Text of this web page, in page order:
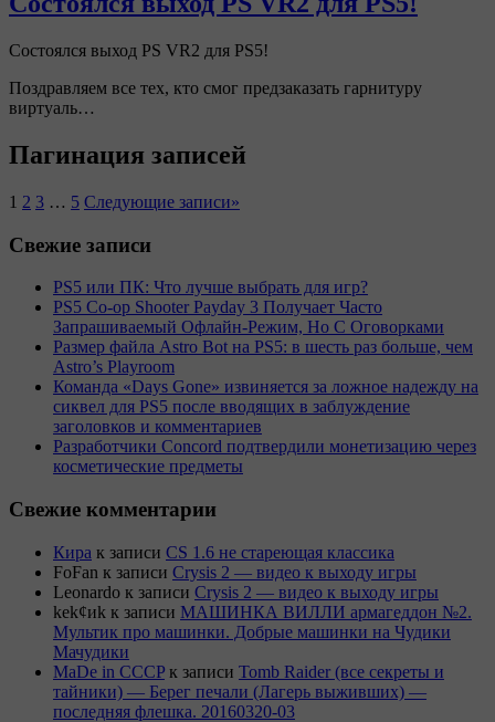
Состоялся выход PS VR2 для PS5!
Поздравляем все тех, кто смог предзаказать гарнитуру
виртуаль…
Пагинация записей
1 2 3 … 5 Следующие записи»
Свежие записи
PS5 или ПК: Что лучше выбрать для игр?
PS5 Co-op Shooter Payday 3 Получает Часто
Запрашиваемый Офлайн-Режим, Но С Оговорками
Размер файла Astro Bot на PS5: в шесть раз больше, чем
Astro’s Playroom
Команда «Days Gone» извиняется за ложное надежду на
сиквел для PS5 после вводящих в заблуждение
заголовков и комментариев
Разработчики Concord подтвердили монетизацию через
косметические предметы
Свежие комментарии
Кира к записи CS 1.6 не стареющая классика
FoFan к записи Crysis 2 — видео к выходу игры
Leonardo к записи Crysis 2 — видео к выходу игры
kek¢иk к записи МАШИНКА ВИЛЛИ армагеддон №2.
Мультик про машинки. Добрые машинки на Чудики
Мачудики
MaDe in CCCP к записи Tomb Raider (все секреты и
тайники) — Берег печали (Лагерь выживших) —
последняя флешка. 20160320-03